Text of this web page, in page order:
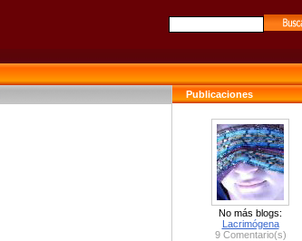
Publicaciones
No más blogs:
Lacrimógena
9 Comentario(s)